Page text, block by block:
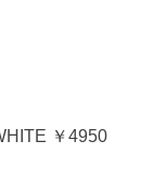
￥4950